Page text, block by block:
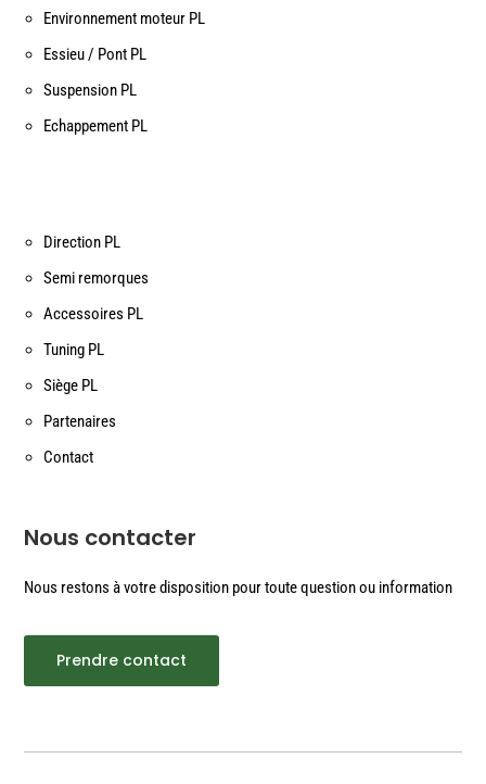
Environnement moteur PL
Essieu / Pont PL
Suspension PL
Echappement PL
Direction PL
Semi remorques
Accessoires PL
Tuning PL
Siège PL
Partenaires
Contact
Nous contacter
Nous restons à votre disposition pour toute question ou information
Prendre contact